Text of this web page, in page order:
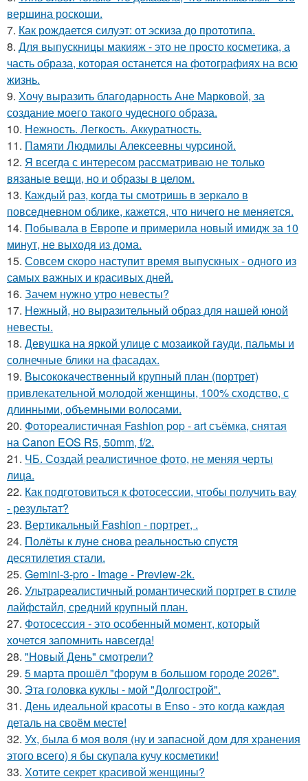
вершина роскоши.
7. Как рождается силуэт: от эскиза до прототипа.
8. Для выпускницы макияж - это не просто косметика, а
часть образа, которая останется на фотографиях на всю
жизнь.
9. Хочу выразить благодарность Ане Марковой, за
создание моего такого чудесного образа.
10. Нежность. Легкость. Аккуратность.
11. Памяти Людмилы Алексеевны чурсиной.
12. Я всегда с интересом рассматриваю не только
вязаные вещи, но и образы в целом.
13. Каждый раз, когда ты смотришь в зеркало в
повседневном облике, кажется, что ничего не меняется.
14. Побывала в Европе и примерила новый имидж за 10
минут, не выходя из дома.
15. Совсем скоро наступит время выпускных - одного из
самых важных и красивых дней.
16. Зачем нужно утро невесты?
17. Нежный, но выразительный образ для нашей юной
невесты.
18. Девушка на яркой улице с мозаикой гауди, пальмы и
солнечные блики на фасадах.
19. Высококачественный крупный план (портрет)
привлекательной молодой женщины, 100% сходство, с
длинными, объемными волосами.
20. Фотореалистичная Fashion pop - art съёмка, снятая
на Canon EOS R5, 50mm, f/2.
21. ЧБ. Создай реалистичное фото, не меняя черты
лица.
22. Как подготовиться к фотосессии, чтобы получить вау
- результат?
23. Вертикальный Fashion - портрет, .
24. Полёты к луне снова реальностью спустя
десятилетия стали.
25. Gemini-3-pro - Image - Preview-2k.
26. Ультрареалистичный романтический портрет в стиле
лайфстайл, средний крупный план.
27. Фотосессия - это особенный момент, который
хочется запомнить навсегда!
28. "Новый День" смотрели?
29. 5 марта прошёл "форум в большом городе 2026".
30. Эта головка куклы - мой "Долгострой".
31. День идеальной красоты в Enso - это когда каждая
деталь на своём месте!
32. Ух, была б моя воля (ну и запасной дом для хранения
этого всего) я бы скупала кучу косметики!
33. Хотите секрет красивой женщины?